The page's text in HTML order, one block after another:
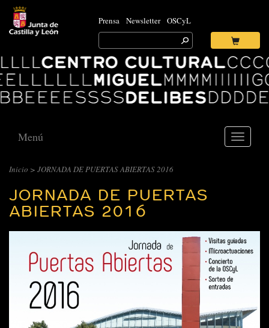
Prensa Newsletter OSCyL
Search
for:
Ok
Centro
Cultural
Miguel
Delibes
Toggle
Menú
Inicio > JORNADA DE PUERTAS ABIERTAS 2016
JORNADA DE PUERTAS
ABIERTAS 2016